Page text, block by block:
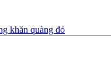
khăn quàng đỏ